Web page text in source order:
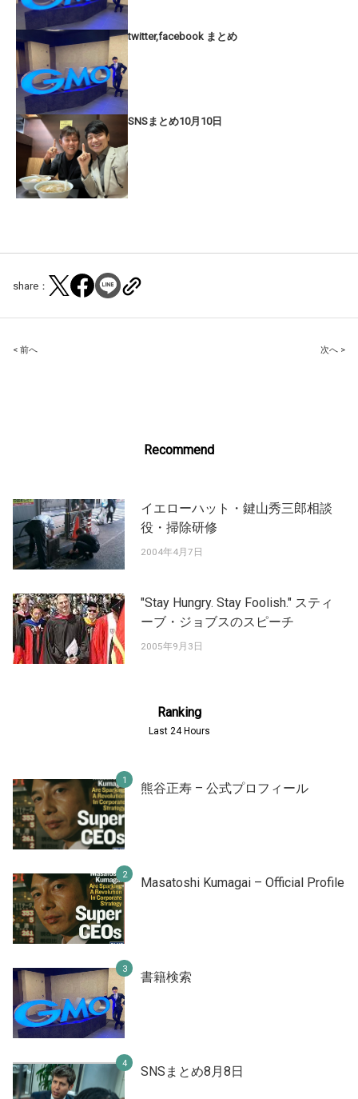
twitter,facebook まとめ
SNSまとめ10月10日
share：
Post
< 前へ 次へ >
Recommend
イエローハット・鍵山秀三郎相談
役・掃除研修
2004年4月7日
"Stay Hungry. Stay Foolish." スティ
ーブ・ジョブスのスピーチ
2005年9月3日
Ranking
Last 24 Hours
熊谷正寿 – 公式プロフィール
Masatoshi Kumagai – Official Profile
書籍検索
SNSまとめ8月8日